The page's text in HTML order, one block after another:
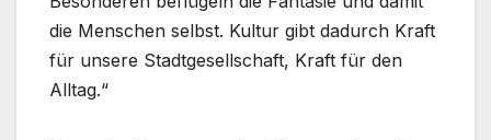
die Menschen selbst. Kultur gibt dadurch Kraft
für unsere Stadtgesellschaft, Kraft für den
Alltag.“